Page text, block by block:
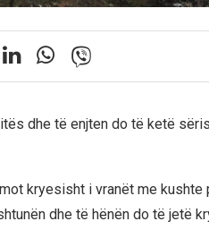
dhe të enjten do të ketë
kryesisht i vranët me kushte
dhe të hënën do të jetë